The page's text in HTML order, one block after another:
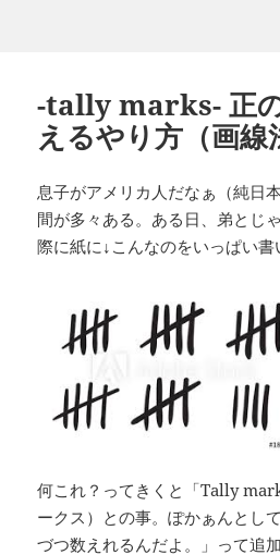
-tally marks- 正
えるやり方（画線
息子がアメリカ人だなぁ（純日
間が多々ある。ある日、弟とじ
際に紙に↓こんなのをいっぱい書
何これ？ってきくと「Tally
ークス）との事。ぽかぁんとし
づつ数えれるんだよ。」って追加